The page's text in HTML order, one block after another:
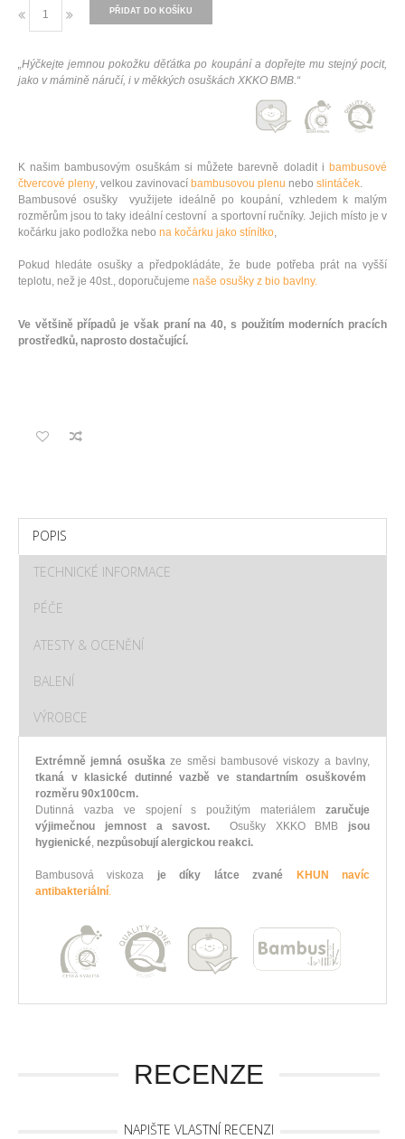
PŘIDAT DO KOŠÍKU
„Hýčkejte jemnou pokožku děťátka po koupání a dopřejte mu stejný pocit,
jako v mámině náručí, i v měkkých osuškách XKKO BMB.“
K našim bambusovým osuškám si můžete barevně doladit i bambusové
čtvercové pleny, velkou zavinovací bambusovou plenu nebo slintáček.
Bambusové osušky využijete ideálně po koupání, vzhledem k malým
rozměrům jsou to taky ideální cestovní a sportovní ručníky. Jejich místo je v
kočárku jako podložka nebo na kočárku jako stínítko,
Pokud hledáte osušky a předpokládáte, že bude potřeba prát na vyšší
teplotu, než je 40st., doporučujeme naše osušky z bio bavlny.
Ve většině případů je však praní na 40, s použitím moderních pracích
prostředků, naprosto dostačující.
POPIS
TECHNICKÉ INFORMACE
PÉČE
ATESTY & OCENĚNÍ
BALENÍ
VÝROBCE
Extrémně jemná osuškaze směsi bambusové viskozy a bavlny,
tkaná v klasické dutinné vazbě ve standartním osuškovém
rozměru 90x100cm.
Dutinná vazba ve spojení s použitým materiálem zaručuje
výjimečnou jemnost a savost. Osušky XKKO BMB jsou
hygienické, nezpůsobují alergickou reakci.
Bambusová viskoza je díky látce zvané
KHUN navíc
antibakteriální.
RECENZE
NAPIŠTE VLASTNÍ RECENZI